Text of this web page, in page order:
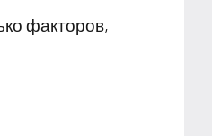
факторов,